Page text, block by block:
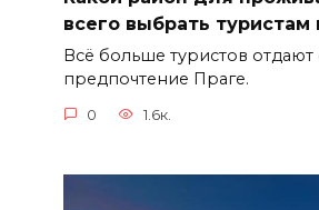
всего выбрать туристам
Всё больше туристов отдают
предпочтение Праге.
0 1.6к.